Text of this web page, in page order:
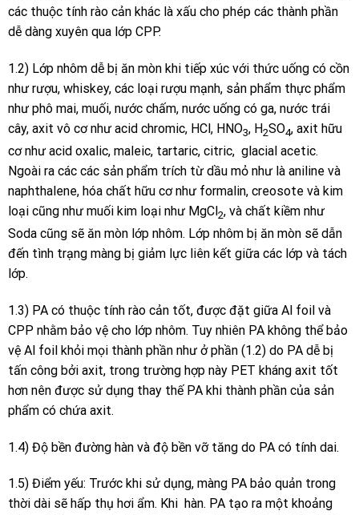
các thuộc tính rào cản khác là xấu cho phép các thành phần
dễ dàng xuyên qua lớp CPP.
1.2) Lớp nhôm dễ bị ăn mòn khi tiếp xúc với thức uống có cồn
như rượu, whiskey, các loại rượu mạnh, sản phẩm thực phẩm
như phô mai, muối, nước chấm, nước uống có ga, nước trái
cây, axit vô cơ như acid chromic, HCl, HNO3, H2SO4, axit hữu
cơ như acid oxalic, maleic, tartaric, citric, glacial acetic.
Ngoài ra các các sản phẩm trích từ dầu mỏ như là aniline và
naphthalene, hóa chất hữu cơ như formalin, creosote và kim
loại cũng như muối kim loại như MgCl2, và chất kiềm như
Soda cũng sẽ ăn mòn lớp nhôm. Lớp nhôm bị ăn mòn sẽ dẫn
đến tình trạng màng bị giảm lực liên kết giữa các lớp và tách
lớp.
1.3) PA có thuộc tính rào cản tốt, được đặt giữa Al foil và
CPP nhằm bảo vệ cho lớp nhôm. Tuy nhiên PA không thể bảo
vệ Al foil khỏi mọi thành phần như ở phần (1.2) do PA dễ bị
tấn công bởi axit, trong trường hợp này PET kháng axit tốt
hơn nên được sử dụng thay thế PA khi thành phần của sản
phẩm có chứa axit.
1.4) Độ bền đường hàn và độ bền vỡ tăng do PA có tính dai.
1.5) Điểm yếu: Trước khi sử dụng, màng PA bảo quản trong
thời dài sẽ hấp thụ hơi ẩm. Khi hàn. PA tạo ra một khoảng